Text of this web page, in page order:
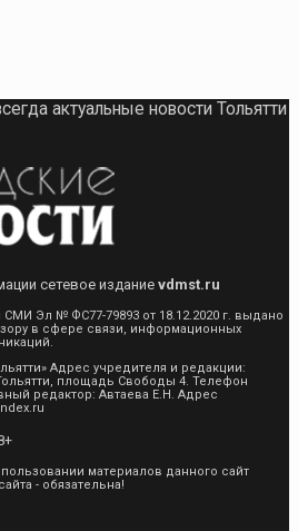
актуальные новости Тольятти
сетевое издание vdmst.ru
Эл № ФС77-79893 от 18.12.2020 г. выдано
в сфере связи, информационных
Адрес учредителя и редакции:
площадь Свободы 4. Телефон
редактор: Автаева Е.Н. Адрес
материалов данного сайт
- обязательна!